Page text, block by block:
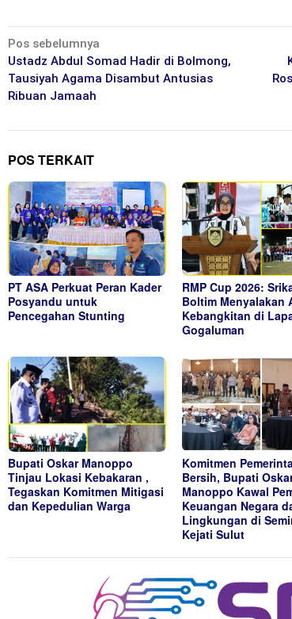
Navigasi
pos
Pos sebelumnya
Ustadz Abdul Somad Hadir di Bolmong,
Tausiyah Agama Disambut Antusias
Ribuan Jamaah
POS TERKAIT
PT ASA Perkuat Peran Kader
Posyandu untuk
Pencegahan Stunting
RMP Cup 2026:
Boltim Menyalakan
Kebangkitan di
Gogaluman
Bupati Oskar Manoppo
Tinjau Lokasi Kebakaran ,
Tegaskan Komitmen Mitigasi
dan Kepedulian Warga
Komitmen
Bersih, Bupati
Manoppo Kawal
Keuangan Negara
Lingkungan di
Kejati Sulut